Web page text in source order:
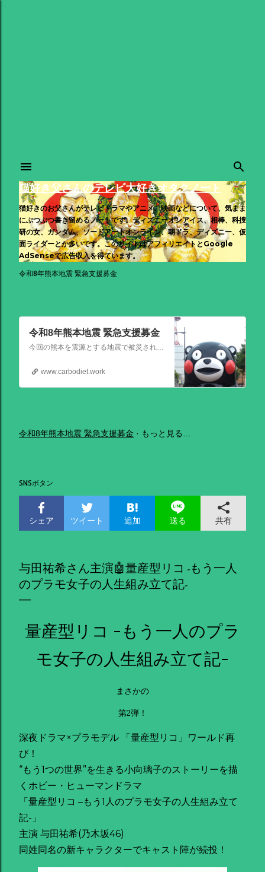
猫好き父さんのテレビ大好きオタクノート
猫好きのお父さんがテレビドラマやアニメ、映画などについて、気まま
にぶつぶつ書き留めるノートです。ディズニーオンアイス、相棒、科捜
研の女、ガンダム、ソードアートオンライン、朝ドラ、ディズニー、仮
面ライダーとか多いです。このサイトはアフィリエイトとGoogle
AdSenseで広告収入を得ています。
令和8年熊本地震 緊急支援募金
令和8年熊本地震 緊急支援募金
今回の熊本を震源とする地震で被災された皆さままだまだ余震も続き大変な時間を過ごされていると思います。心よりお見舞い申し上げます
www.carbodiet.work
令和8年熊本地震 緊急支援募金 もっと見る…
SNSボタン
シェア ツイート 追加 送る 共有
与田祐希さん主演🤖量産型リコ -もう一人
のプラモ女子の人生組み立て記-
量産型リコ -もう一人のプラ
モ女子の人生組み立て記-
まさかの
第2弾！
深夜ドラマ×プラモデル 「量産型リコ」ワールド再
び！
“もう1つの世界”を生きる小向璃子のストーリーを描
くホビー・ヒューマンドラマ
「量産型リコ –もう1人のプラモ女子の人生組み立て
記-」
主演 与田祐希(乃木坂46)
同姓同名の新キャラクターでキャスト陣が続投！